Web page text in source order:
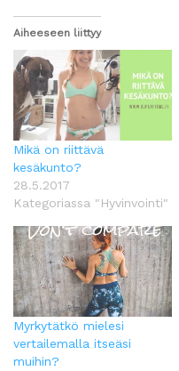
Aiheeseen liittyy
Mikä on riittävä
kesäkunto?
28.5.2017
Kategoriassa "Hyvinvointi"
Myrkytätkö mielesi
vertailemalla itseäsi
muihin?